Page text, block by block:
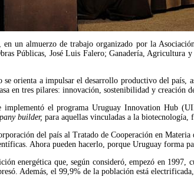
un almuerzo de trabajo organizado por la
Públicas, José Luis Falero; Ganadería,
orienta a impulsar el desarrollo productivo del país,
en tres pilares: innovación, sostenibilidad y creación de
implementó el programa Uruguay Innovation Hub
builder, para aquellas vinculadas a la biotecnología,
del país al Tratado de Cooperación en
Ahora pueden hacerlo, porque Uruguay forma
energética que, según consideró, empezó en 1997,
Además, el 99,9% de la población está electrificada,